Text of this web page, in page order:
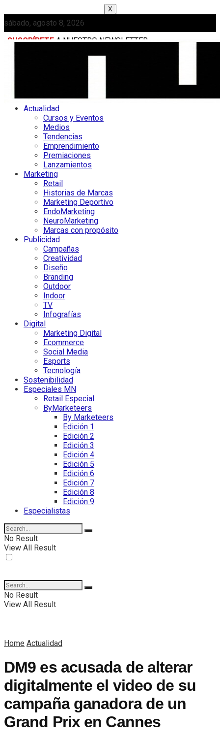
X
sábado, agosto 8, 2026
SUSCRÍBETE A NUESTRO NEWSLETTER
Actualidad
Cursos y Eventos
Medios
Tendencias
Emprendimiento
Premiaciones
Lanzamientos
Marketing
Retail
Historias de Marcas
Marketing Deportivo
EndoMarketing
NeuroMarketing
Marcas con propósito
Publicidad
Campañas
Creatividad
Diseño
Branding
Outdoor
Indoor
TV
Infografías
Digital
Marketing Digital
Ecommerce
Social Media
Esports
Tecnología
Sostenibilidad
Especiales MN
Retail Especial
ByMarketeers
By Marketeers
Edición 1
Edición 2
Edición 3
Edición 4
Edición 5
Edición 6
Edición 7
Edición 8
Edición 9
Especialistas
No Result
View All Result
No Result
View All Result
Home Actualidad
DM9 es acusada de alterar
digitalmente el video de su
campaña ganadora de un
Grand Prix en Cannes